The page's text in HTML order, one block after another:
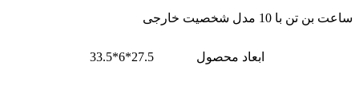
ساعت بن تن با 10 مدل شخصیت خارجی
ابعاد محصول 27.5*6*33.5